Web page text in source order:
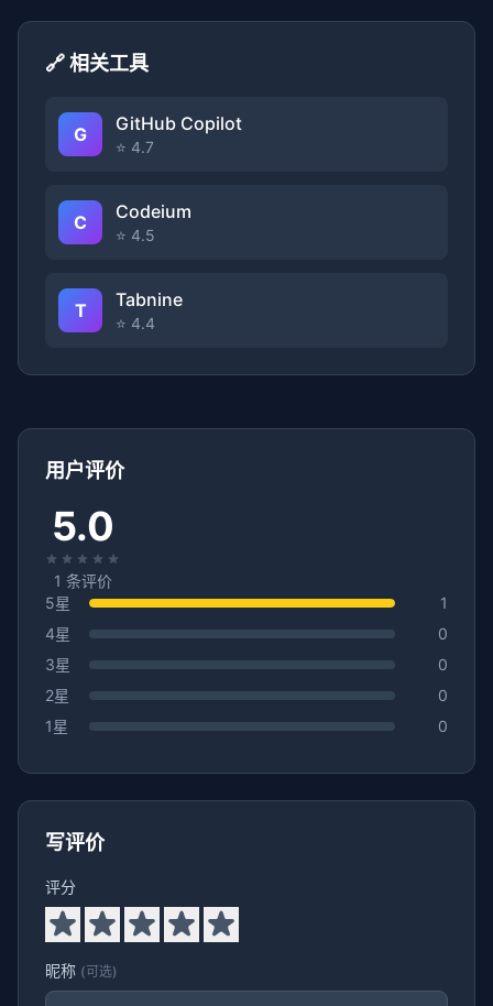
🔗 相关工具
G GitHub Copilot
⭐ 4.7
C Codeium
⭐ 4.5
T Tabnine
⭐ 4.4
用户评价
5.0
1 条评价
5星
1
4星
0
3星
0
2星
0
1星
0
写评价
评分
昵称 (可选)